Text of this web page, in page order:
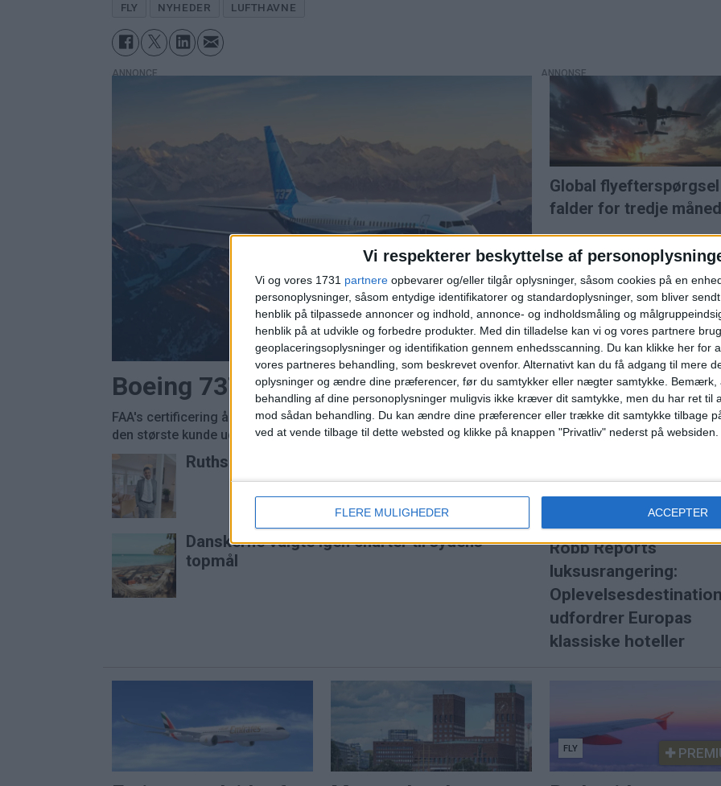
Vi respekterer beskyttelse af
Vi og vores 1731 partnere opbevarer og/eller tilgår oplysninger, såsom cookies på en
personoplysninger, såsom entydige identifikatorer og standardoplysninger, som bliver
henblik på tilpassede annoncer og indhold, annonce- og indholdsmåling og
henblik på at udvikle og forbedre produkter. Med din tilladelse kan vi og vores partnere
geoplaceringsoplysninger og identifikation gennem enhedsscanning. Du kan klikke her for
vores partneres behandling, som beskrevet ovenfor. Alternativt kan du få adgang til mere
oplysninger og ændre dine præferencer, før du samtykker eller nægter samtykke. Bemærk,
behandling af dine personoplysninger muligvis ikke kræver dit samtykke, men du har ret til
mod sådan behandling.
Du kan ændre dine præferencer eller trække dit samtykke tilbage
ved at vende tilbage til dette websted og klikke på knappen "Privatliv" nederst på websiden.
FLERE MULIGHEDER ACCEPTER
FLY NYHEDER LUFTHAVNE
ANNONCE
PREMIUM
Boeing 737 MAX 7 fik godkendelse
FAA's certificering åbner for leverancer, men flyets indsættelse hos
den største kunde udsættes efter alt at dømme til 2027.
Ruths Hotel henter hotelchef internt
Danskerne valgte igen charter til sydens
topmål
Global flyefterspørgsel
falder for tredje måned
Sønderborg Lufthavn
fart på sommeren
Robb Reports
luksusrangering:
udfordrer Europas
klassiske hoteller
FLY